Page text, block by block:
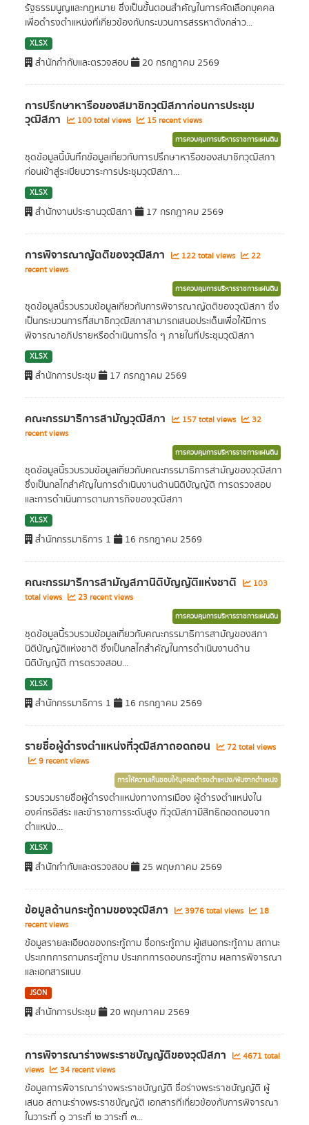
รัฐธรรมนูญและกฎหมาย ซึ่งเป็นขั้นตอนสำคัญในการคัดเลือกบุคคล
เพื่อดำรงตำแหน่งที่เกี่ยวข้องกับกระบวนการสรรหาดังกล่าว...
XLSX
สำนักกำกับและตรวจสอบ 20 กรกฎาคม 2569
การปรึกษาหารือของสมาชิกวุฒิสภาก่อนการประชุม
วุฒิสภา 100 total views 15 recent views
การควบคุมการบริหารราชการแผ่นดิน
ชุดข้อมูลนี้บันทึกข้อมูลเกี่ยวกับการปรึกษาหารือของสมาชิกวุฒิสภา
ก่อนเข้าสู่ระเบียบวาระการประชุมวุฒิสภา...
XLSX
สำนักงานประธานวุฒิสภา 17 กรกฎาคม 2569
การพิจารณาญัตติของวุฒิสภา 122 total views
22
recent views
การควบคุมการบริหารราชการแผ่นดิน
ชุดข้อมูลนี้รวบรวมข้อมูลเกี่ยวกับการพิจารณาญัตติของวุฒิสภา ซึ่ง
เป็นกระบวนการที่สมาชิกวุฒิสภาสามารถเสนอประเด็นเพื่อให้มีการ
พิจารณาอภิปรายหรือดำเนินการใด ๆ ภายในที่ประชุมวุฒิสภา
XLSX
สำนักการประชุม 17 กรกฎาคม 2569
คณะกรรมาธิการสามัญวุฒิสภา 157 total views
32
recent views
การควบคุมการบริหารราชการแผ่นดิน
ชุดข้อมูลนี้รวบรวมข้อมูลเกี่ยวกับคณะกรรมาธิการสามัญของวุฒิสภา
ซึ่งเป็นกลไกสำคัญในการดำเนินงานด้านนิติบัญญัติ การตรวจสอบ
และการดำเนินการตามภารกิจของวุฒิสภา
XLSX
สำนักกรรมาธิการ 1 16 กรกฎาคม 2569
คณะกรรมาธิการสามัญสภานิติบัญญัติแห่งชาติ
103
total views
23 recent views
การควบคุมการบริหารราชการแผ่นดิน
ชุดข้อมูลนี้รวบรวมข้อมูลเกี่ยวกับคณะกรรมาธิการสามัญของสภา
นิติบัญญัติแห่งชาติ ซึ่งเป็นกลไกสำคัญในการดำเนินงานด้าน
นิติบัญญัติ การตรวจสอบ...
XLSX
สำนักกรรมาธิการ 1 16 กรกฎาคม 2569
รายชื่อผู้ดำรงตำแหน่งที่วุฒิสภาถอดถอน
72 total views
9 recent views
การให้ความเห็นชอบให้บุคคลดำรงตำแหน่ง/พ้นจากตำแหน่ง
รวบรวมรายชื่อผู้ดำรงตำแหน่งทางการเมือง ผู้ดำรงตำแหน่งใน
องค์กรอิสระ และข้าราชการระดับสูง ที่วุฒิสภามีสิทธิถอดถอนจาก
ตำแหน่ง...
XLSX
สำนักกำกับและตรวจสอบ 25 พฤษภาคม 2569
ข้อมูลด้านกระทู้ถามของวุฒิสภา 3976 total views
18
recent views
ข้อมูลรายละเอียดของกระทู้ถาม ชื่อกระทู้ถาม ผู้เสนอกระทู้ถาม สถานะ
ประเภทการถามกระทู้ถาม ประเภทการตอบกระทู้ถาม ผลการพิจารณา
และเอกสารแนบ
JSON
สำนักการประชุม 20 พฤษภาคม 2569
การพิจารณาร่างพระราชบัญญัติของวุฒิสภา
4671 total
views
34 recent views
ข้อมูลการพิจารณาร่างพระราชบัญญัติ ชื่อร่างพระราชบัญญัติ ผู้
เสนอ สถานะร่างพระราชบัญญัติ เอกสารที่เกี่ยวข้องกับการพิจารณา
ในวาระที่ ๑ วาระที่ ๒ วาระที่ ๓...